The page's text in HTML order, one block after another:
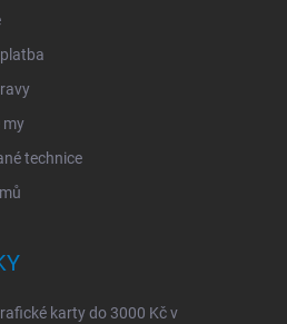
my
technice
karty do 3000 Kč v